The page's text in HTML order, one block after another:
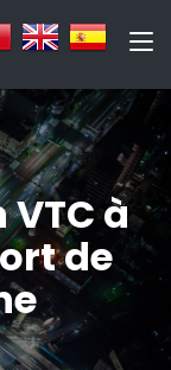
à
de